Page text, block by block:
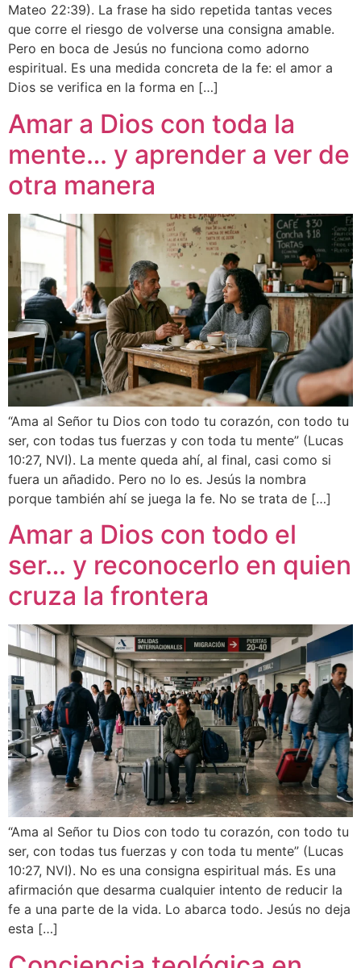
Mateo 22:39). La frase ha sido repetida tantas veces
que corre el riesgo de volverse una consigna amable.
Pero en boca de Jesús no funciona como adorno
espiritual. Es una medida concreta de la fe: el amor a
Dios se verifica en la forma en […]
Amar a Dios con toda la
mente… y aprender a ver de
otra manera
“Ama al Señor tu Dios con todo tu corazón, con todo tu
ser, con todas tus fuerzas y con toda tu mente” (Lucas
10:27, NVI). La mente queda ahí, al final, casi como si
fuera un añadido. Pero no lo es. Jesús la nombra
porque también ahí se juega la fe. No se trata de […]
Amar a Dios con todo el
ser… y reconocerlo en quien
cruza la frontera
“Ama al Señor tu Dios con todo tu corazón, con todo tu
ser, con todas tus fuerzas y con toda tu mente” (Lucas
10:27, NVI). No es una consigna espiritual más. Es una
afirmación que desarma cualquier intento de reducir la
fe a una parte de la vida. Lo abarca todo. Jesús no deja
esta […]